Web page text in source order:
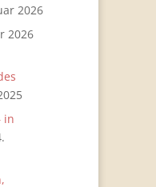
2026
2026
in